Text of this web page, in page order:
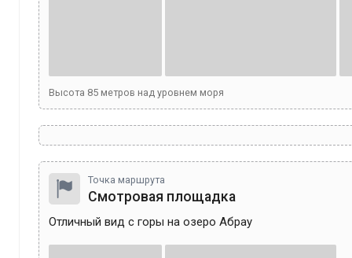
Высота 85 метров над уровнем моря
Точка маршрута
Смотровая площадка
Отличный вид с горы на озеро Абрау